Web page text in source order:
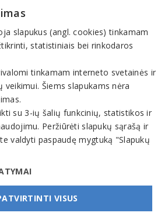
slapukus (angl. cookies) tinkamam
statistiniais bei rinkodaros
tinkamam interneto svetainės ir
Šiems slapukams nėra
su 3-ių šalių funkcinių, statistikos ir
Peržiūrėti slapukų sąrašą ir
valdyti paspaudę mygtuką "Slapukų
VISUS